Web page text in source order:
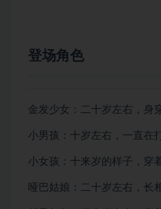
登场角色
金发少女：二十岁左右，身
小男孩：十岁左右，一直在
小女孩：十来岁的样子，穿
哑巴姑娘：二十岁左右，长